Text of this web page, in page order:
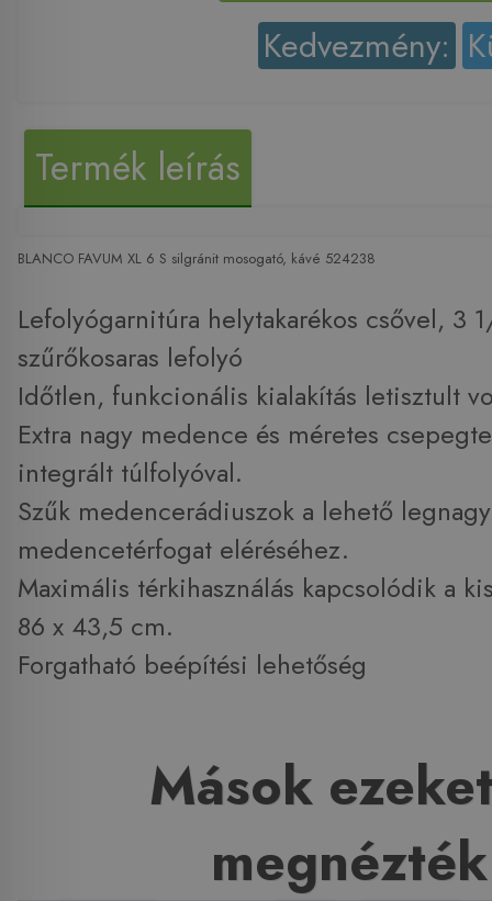
Kedvezmény:
Termék leírás
BLANCO FAVUM XL 6 S silgránit mosogató, kávé 524238
Lefolyógarnitúra helytakarékos csővel, 3
szűrőkosaras lefolyó
Időtlen, funkcionális kialakítás letisztult
Extra nagy medence és méretes
integrált túlfolyóval.
Szűk medencerádiuszok a lehető
medencetérfogat eléréséhez.
Maximális térkihasználás kapcsolódik a
86 x 43,5 cm.
Forgatható beépítési lehetőség
Mások
megnézték